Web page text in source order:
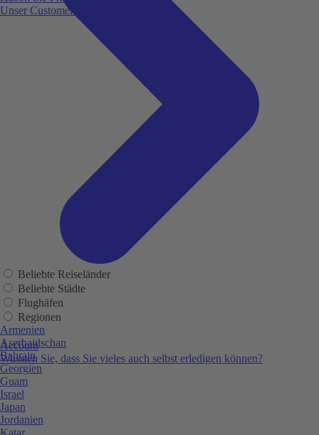
Unser Customer Service ist für Sie da!
Account
Wussten Sie, dass Sie vieles auch selbst erledigen können?
Beliebte Reiseländer
Beliebte Städte
Flughäfen
Regionen
Armenien
Aserbaidschan
Bahrain
Georgien
Guam
Israel
Japan
Jordanien
Katar